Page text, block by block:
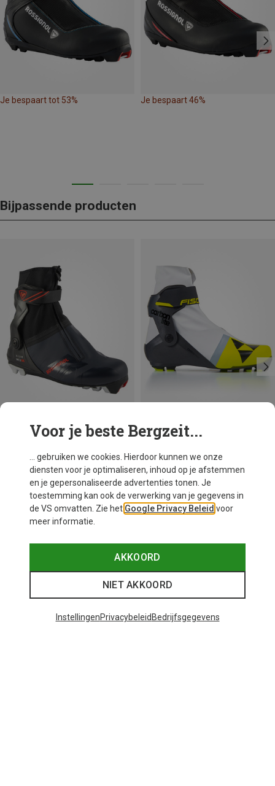
Je bespaart tot 53% Je bespaart 46%
Bijpassende producten
Je bespaart 47% Je bespaart 63%
Voor je beste Bergzeit...
... gebruiken we cookies. Hierdoor kunnen we onze
diensten voor je optimaliseren, inhoud op je afstemmen
en je gepersonaliseerde advertenties tonen. Je
toestemming kan ook de verwerking van je gegevens in
de VS omvatten. Zie het Google Privacy Beleid voor
meer informatie.
AKKOORD
NIET AKKOORD
InstellingenPrivacybeleid Bedrijfsgegevens